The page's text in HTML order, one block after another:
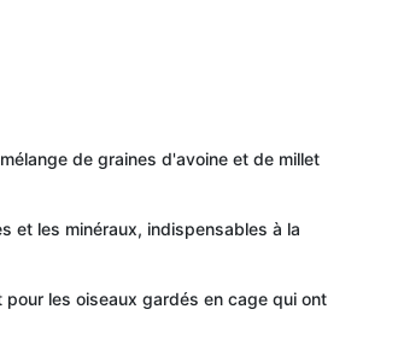
de graines d'avoine et de millet
et les minéraux, indispensables à la
les oiseaux gardés en cage qui ont